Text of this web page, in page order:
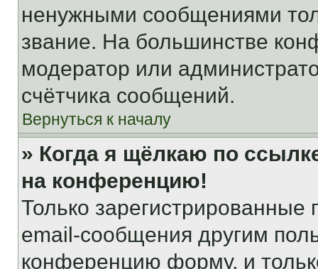
ненужными сообщениями
звание. На большинстве
модератор или
счётчика сообщений.
Вернуться к началу
» Когда я щёлкаю по
на конференцию!
Только зарегистрированные
email-сообщения другим
конференцию форму, и